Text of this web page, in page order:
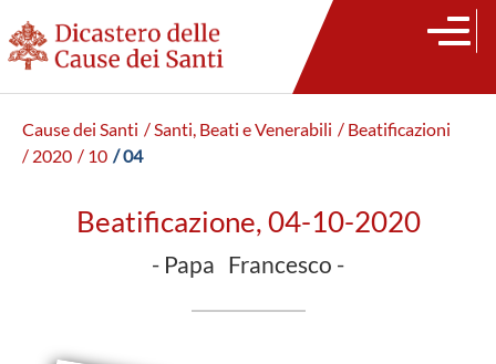
Cause dei Santi / Santi, Beati e Venerabili / Beatificazioni
/ 2020 / 10 / 04
Beatificazione, 04-10-2020
- Papa Francesco -